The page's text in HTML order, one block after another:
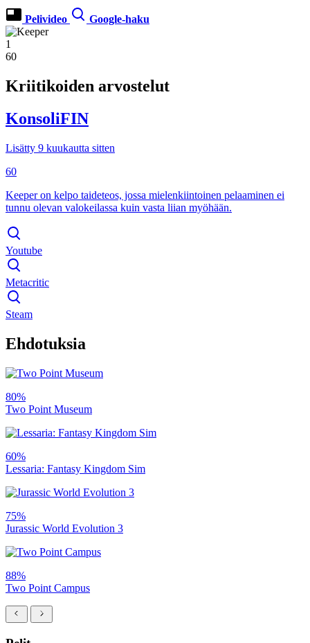
Pelivideo Google-haku
1
60
Kriitikoiden arvostelut
KonsoliFIN
Lisätty 9 kuukautta sitten
60
Keeper on kelpo taideteos, jossa mielenkiintoinen pelaaminen ei
tunnu olevan valokeilassa kuin vasta liian myöhään.
Youtube
Metacritic
Steam
Ehdotuksia
80%
Two Point Museum
60%
Lessaria: Fantasy Kingdom Sim
75%
Jurassic World Evolution 3
88%
Two Point Campus